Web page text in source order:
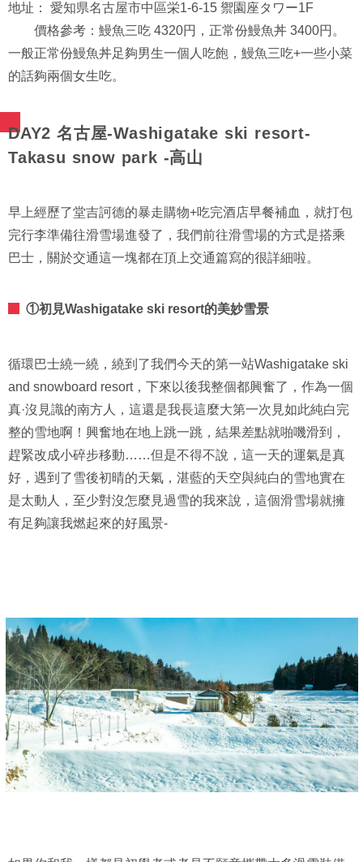
地址： 愛知県名古屋市中區栄1-6-15 禦園座タワー1F
價格參考：鰻魚三吃 4320円，正常份鰻魚丼 3400円。
一般正常份鰻魚丼足夠男生一個人吃飽，鰻魚三吃+一些小菜
的話夠兩個女生吃。
DAY2 名古屋-Washigatake ski resort-
Takasu snow park -高山
早上經歷了堂吉訶德的暴走購物+吃完酒店早餐補血，就打包
完行李準備往滑雪場進發了，我們前往滑雪場的方式是搭乘
巴士，關於交通這一塊都在頂上交通篇寫的很詳細啦。
①初見Washigatake ski resort的美妙雪景
循環巴士繞一繞，繞到了我們今天的第一站Washigatake ski
and snowboard resort，下來以後我整個都興奮了，作為一個
真·沒見識的南方人，這還是我長這麼大第一次見如此純白完
整的雪地啊！興奮地在地上跳一跳，結果差點就啪嘰滑到，
趕緊改成小碎步移動……但是不得不說，這一天的運氣是真
好，遇到了雪後初晴的天氣，湛藍的天空與純白的雪地實在
是太動人，至少對沒怎麼見過雪的我來說，這個滑雪場就擁
有足夠讓我燃起來的好風景-